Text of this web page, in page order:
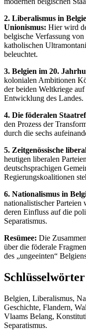
2. Liberalismus in
Unionismus: Hier wird
belgische Verfassung
katholischen
beleuchtet.
3. Belgien im 20.
kolonialen Ambitionen
der beiden Weltkriege
Entwicklung des Landes.
4. Die föderalen
den Prozess der
durch die sechs
5. Zeitgenössische
heutigen liberalen
deutschsprachigen
Regierungskoalitionen
6. Nationalismus in
nationalistischer
deren Einfluss auf die
Separatismus.
Resümee: Die
über die föderale
des „ungeeinten“
Schlüsselwörter
Belgien, Liberalismus,
Geschichte, Flandern,
Vlaams Belang,
Separatismus.